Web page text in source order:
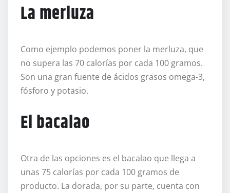
La merluza
Como ejemplo podemos poner la merluza, que
no supera las 70 calorías por cada 100 gramos.
Son una gran fuente de ácidos grasos omega-3,
fósforo y potasio.
El bacalao
Otra de las opciones es el bacalao que llega a
unas 75 calorías por cada 100 gramos de
producto. La dorada, por su parte, cuenta con